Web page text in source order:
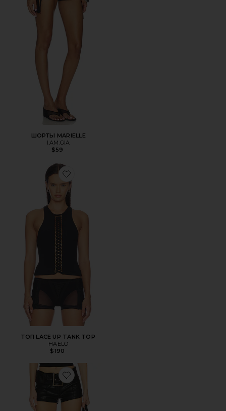
ШОРТЫ MARIELLE
I.AM.GIA
$59
Favorite ТОП LACE UP TANK TOP
ТОП LACE UP TANK TOP
HAELO
$190
Favorite ШОРТЫ MELANIA